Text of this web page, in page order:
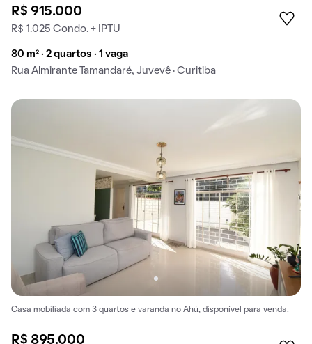
R$ 915.000
R$ 1.025 Condo. + IPTU
80 m² · 2 quartos · 1 vaga
Rua Almirante Tamandaré, Juvevê · Curitiba
Casa mobiliada com 3 quartos e varanda no Ahú, disponível para venda.
R$ 895.000